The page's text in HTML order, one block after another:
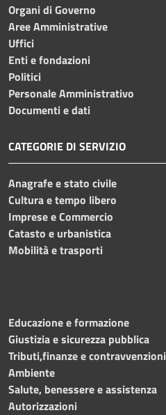
Organi di Governo
Aree Amministrative
Uffici
Enti e fondazioni
Politici
Personale Amministrativo
Documenti e dati
CATEGORIE DI SERVIZIO
Anagrafe e stato civile
Cultura e tempo libero
Imprese e Commercio
Catasto e urbanistica
Mobilità e trasporti
Educazione e formazione
Giustizia e sicurezza pubblica
Tributi,finanze e contravvenzioni
Ambiente
Salute, benessere e assistenza
Autorizzazioni